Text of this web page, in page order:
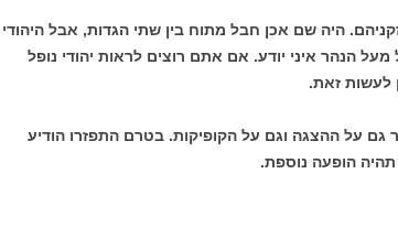
היה שם אכן חבל מתוח בין שתי הגדות, אבל היהודי
הנהר איני יודע. אם אתם רוצים לראות יהודי נופל
גם על ההצגה וגם על הקופיקות. בטרם התפזרו הודיע
הופעה נוספת.